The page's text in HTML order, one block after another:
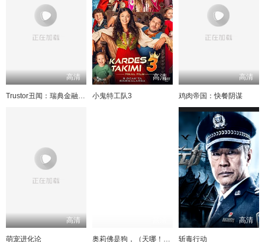
高清
Trustor丑闻：瑞典金融案内幕
高清
小鬼特工队3
高清
鸡肉帝国：快餐阴谋
高清
萌宠进化论 奥莉佛是狗，（天哪！！）这家伙电影版
高清
斩毒行动